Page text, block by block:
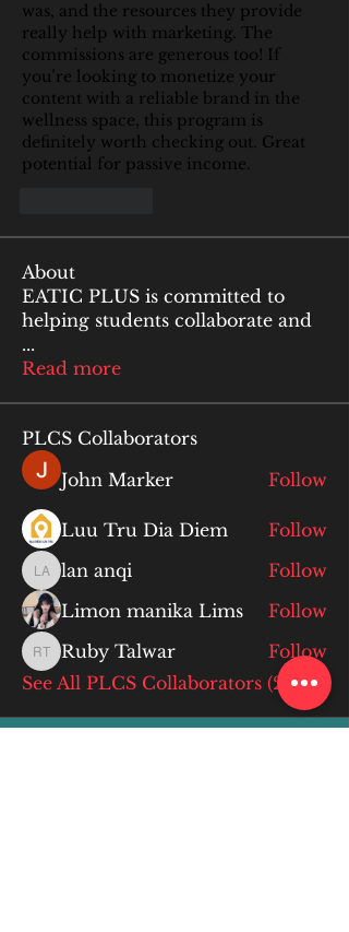
was, and the resources they provide
really help with marketing. The
commissions are generous too! If
you’re looking to monetize your
content with a reliable brand in the
wellness space, this program is
definitely worth checking out. Great
potential for passive income.
About
EATIC PLUS is committed to
helping students collaborate and
...
Read more
PLCS Collaborators
John Marker
Follow
Luu Tru Dia Diem Follow
lan anqi
lan anqi
Follow
Limon manika Lims
Follow
Ruby Talwar
Ruby Talwar
Follow
See All PLCS Collaborators (234)